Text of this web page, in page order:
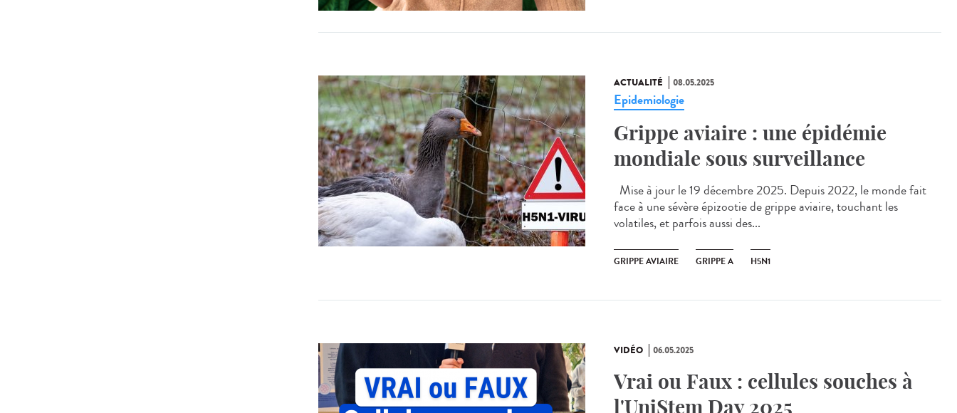
ACTUALITÉ 08.05.2025
Epidemiologie
Grippe aviaire : une épidémie
mondiale sous surveillance
Mise à jour le 19 décembre 2025. Depuis 2022, le monde fait
face à une sévère épizootie de grippe aviaire, touchant les
volatiles, et parfois aussi des...
GRIPPE AVIAIRE GRIPPE A H5N1
VIDÉO 06.05.2025
Vrai ou Faux : cellules souches à
l'UniStem Day 2025